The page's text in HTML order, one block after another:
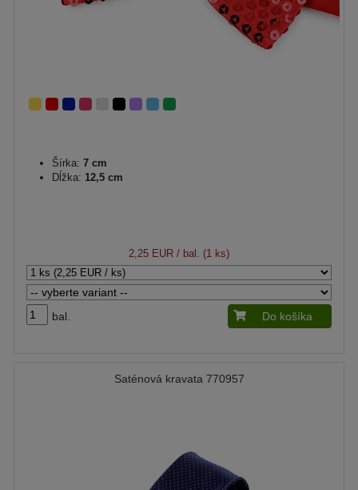
Šírka: 7 cm
Dĺžka: 12,5 cm
2,25 EUR / bal. (1 ks)
bal. Do košíka
Saténová kravata 770957